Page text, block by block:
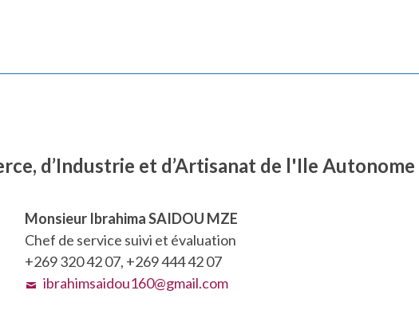
d’Industrie et d’Artisanat de l'Ile
Monsieur Ibrahima SAIDOU MZE
Chef de service suivi et évaluation
+269 320 42 07, +269 444 42 07
ibrahimsaidou160@gmail.com